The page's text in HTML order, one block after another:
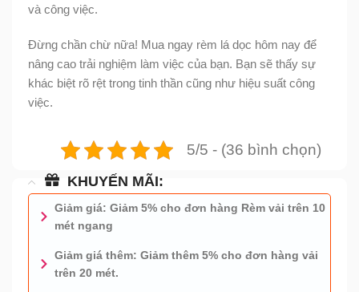
và công việc.
Đừng chần chừ nữa! Mua ngay rèm lá dọc hôm nay để
nâng cao trải nghiệm làm việc của bạn. Bạn sẽ thấy sự
khác biệt rõ rệt trong tinh thần cũng như hiệu suất công
việc.
5/5 - (36 bình chọn)
KHUYẾN MÃI:
Giảm giá: Giảm 5% cho đơn hàng Rèm vải trên 10
mét ngang
Giảm giá thêm: Giảm thêm 5% cho đơn hàng vải
trên 20 mét.